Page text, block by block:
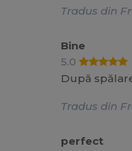
Tradus din
Bine
5.0
După
Tradus din
perfect